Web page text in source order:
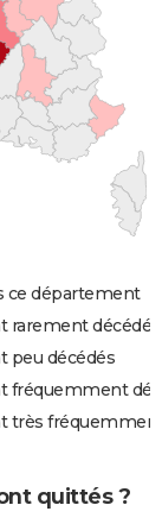
ce département
décédés
peu décédés
fréquemment
très
quittés ?